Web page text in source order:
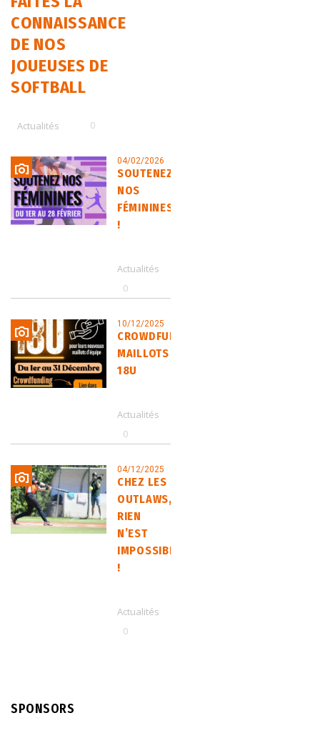
CONNAISSANCE
DE NOS
JOUEUSES DE
SOFTBALL
Actualités 0
04/02/2026
SOUTENEZ
NOS
FÉMININES
!
Actualités
0
10/12/2025
CROWDFUNDING
MAILLOTS
18U
Actualités
0
04/12/2025
CHEZ LES
OUTLAWS,
RIEN
N’EST
IMPOSSIBLE
!
Actualités
0
SPONSORS